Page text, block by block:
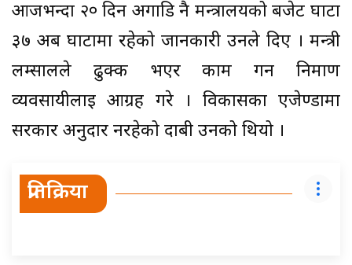
आजभन्दा २० दिन अगाडि नै मन्त्रालयको बजेट घाटा
३७ अर्ब घाटामा रहेको जानकारी उनले दिए । मन्त्री
लम्सालले ढुक्क भएर काम गर्न निर्माण
व्यवसायीलाई आग्रह गरे । विकासका एजेण्डामा
सरकार अनुदार नरहेको दाबी उनको थियो ।
प्रतिक्रिया